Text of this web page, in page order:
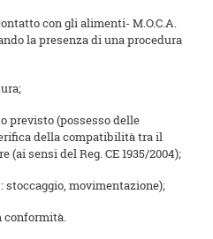
con gli alimenti- M.O.C.A.
la presenza di una procedura
previsto (possesso delle
della compatibilità tra il
sensi del Reg. CE 1935/2004);
stoccaggio, movimentazione);
conformità.